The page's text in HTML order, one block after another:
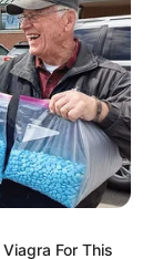
นกันอยู่ทุกวัน
ดันโดนซะได้ก็
นไปเป็นสิบ ๆ
ดว่าก็น่าจะไป
ว
For This